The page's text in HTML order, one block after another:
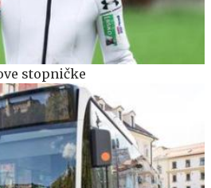
stopničke